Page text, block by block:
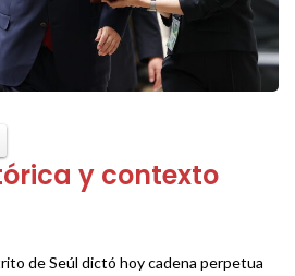
y contexto
de Seúl dictó hoy cadena perpetua